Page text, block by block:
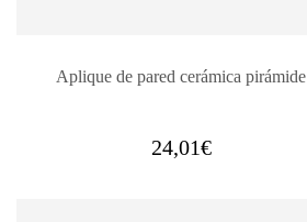
Aplique de pared cerámica pirámide
24,01€